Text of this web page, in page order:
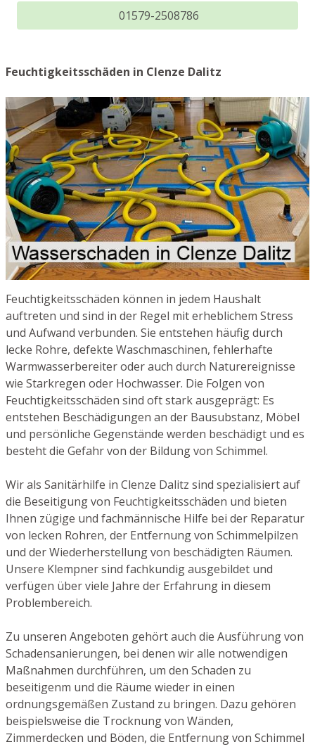
01579-2508786
Feuchtigkeitsschäden in Clenze Dalitz
Feuchtigkeitsschäden können in jedem Haushalt
auftreten und sind in der Regel mit erheblichem Stress
und Aufwand verbunden. Sie entstehen häufig durch
lecke Rohre, defekte Waschmaschinen, fehlerhafte
Warmwasserbereiter oder auch durch Naturereignisse
wie Starkregen oder Hochwasser. Die Folgen von
Feuchtigkeitsschäden sind oft stark ausgeprägt: Es
entstehen Beschädigungen an der Bausubstanz, Möbel
und persönliche Gegenstände werden beschädigt und es
besteht die Gefahr von der Bildung von Schimmel.
Wir als Sanitärhilfe in Clenze Dalitz sind spezialisiert auf
die Beseitigung von Feuchtigkeitsschäden und bieten
Ihnen zügige und fachmännische Hilfe bei der Reparatur
von lecken Rohren, der Entfernung von Schimmelpilzen
und der Wiederherstellung von beschädigten Räumen.
Unsere Klempner sind fachkundig ausgebildet und
verfügen über viele Jahre der Erfahrung in diesem
Problembereich.
Zu unseren Angeboten gehört auch die Ausführung von
Schadensanierungen, bei denen wir alle notwendigen
Maßnahmen durchführen, um den Schaden zu
beseitigenm und die Räume wieder in einen
ordnungsgemäßen Zustand zu bringen. Dazu gehören
beispielsweise die Trocknung von Wänden,
Zimmerdecken und Böden, die Entfernung von Schimmel